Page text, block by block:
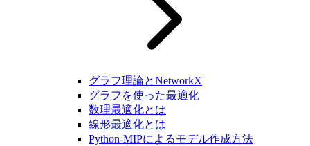
グラフ理論とNetworkX
グラフを使った最適化
数理最適化とは
線形最適化とは
Python-MIPによるモデル作成方法